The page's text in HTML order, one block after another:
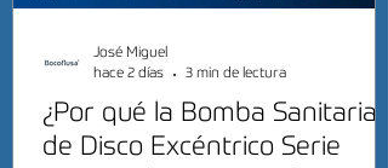
¿Por qué la Bomba Sanitaria
de Disco Excéntrico Serie
José Miguel
hace 2 días
3 min de lectura